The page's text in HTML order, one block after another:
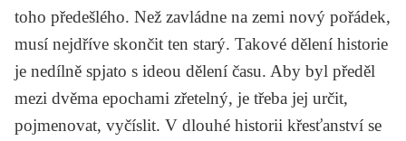
toho předešlého. Než zavládne na zemi nový pořádek,
musí nejdříve skončit ten starý. Takové dělení historie
je nedílně spjato s ideou dělení času. Aby byl předěl
mezi dvěma epochami zřetelný, je třeba jej určit,
pojmenovat, vyčíslit. V dlouhé historii křesťanství se